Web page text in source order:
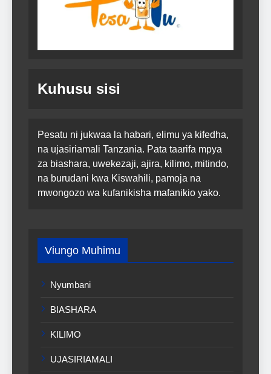
Kuhusu sisi
Pesatu ni jukwaa la habari, elimu ya kifedha,
na ujasiriamali Tanzania. Pata taarifa mpya
za biashara, uwekezaji, ajira, kilimo, mitindo,
na burudani kwa Kiswahili, pamoja na
mwongozo wa kufanikisha mafanikio yako.
Viungo Muhimu
Nyumbani
BIASHARA
KILIMO
UJASIRIAMALI